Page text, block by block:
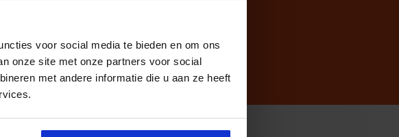
voor social media te bieden en om ons
onze site met onze partners voor social
met andere informatie die u aan ze heeft